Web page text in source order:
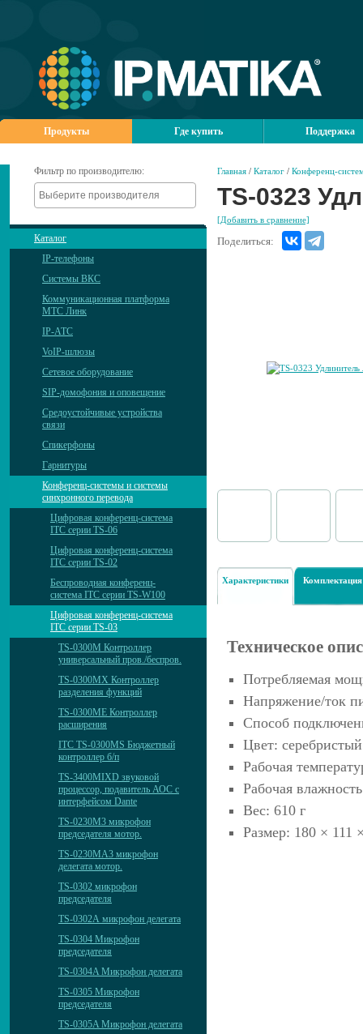
Продукты Где купить Поддержка
Фильтр по производителю:
Каталог
IP-телефоны
Системы ВКС
Коммуникационная платформа
МТС Линк
IP-АТС
VoIP-шлюзы
Сетевое оборудование
SIP-домофония и оповещение
Средоустойчивые устройства
связи
Спикерфоны
Гарнитуры
Конференц-системы и системы
синхронного перевода
Цифровая конференц-система
ITC серии TS-06
Цифровая конференц-система
ITC серии TS-02
Беспроводная конференц-
система ITC серии TS-W100
Цифровая конференц-система
ITC серии TS-03
TS-0300M Контроллер
универсальный пров./беспров.
TS-0300MX Контроллер
разделения функций
TS-0300ME Контроллер
расширения
ITC TS-0300MS Бюджетный
контроллер б/п
TS-3400MIXD звуковой
процессор, подавитель АОС с
интерфейсом Dante
TS-0230M3 микрофон
председателя мотор.
TS-0230MА3 микрофон
делегата мотор.
TS-0302 микрофон
председателя
TS-0302А микрофон делегата
TS-0304 Микрофон
председателя
TS-0304A Микрофон делегата
TS-0305 Микрофон
председателя
TS-0305A Микрофон делегата
Главная / Каталог / Конференц-
TS-0323
[Добавить в сравнение]
Поделиться:
Характеристики Комплектация
Техническое
Потребляемая
Напряжение/ток
Способ
Цвет: серебристый
Рабочая
Рабочая
Вес: 610 г
Размер: 180 × 111